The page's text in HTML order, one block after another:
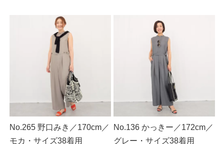
No.265 野口みき／170cm／
モカ・サイズ38着用
No.136 かっきー／172cm／
グレー・サイズ38着用